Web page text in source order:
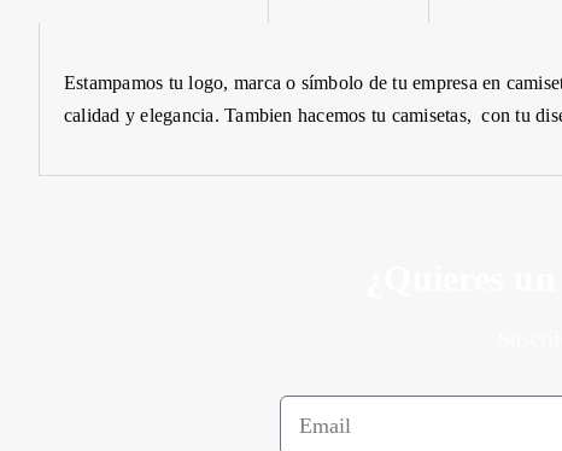
Estampamos tulogo, marca o símbolo de tu empresa en
calidad y elegancia. Tambien hacemos tu camisetas, con tu